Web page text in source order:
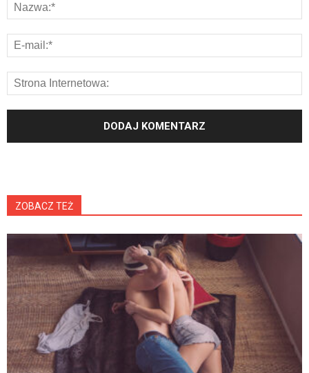
ZOBACZ TEŻ